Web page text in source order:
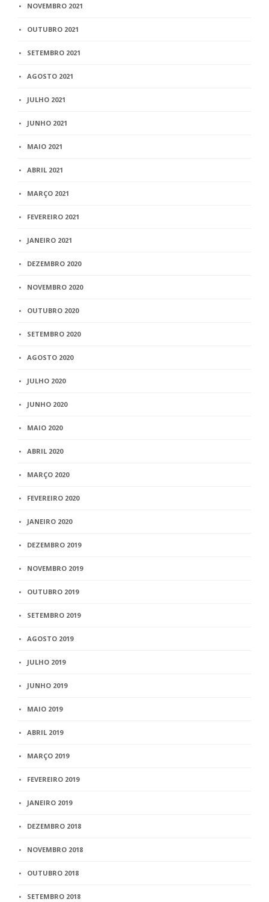
NOVEMBRO 2021
OUTUBRO 2021
SETEMBRO 2021
AGOSTO 2021
JULHO 2021
JUNHO 2021
MAIO 2021
ABRIL 2021
MARÇO 2021
FEVEREIRO 2021
JANEIRO 2021
DEZEMBRO 2020
NOVEMBRO 2020
OUTUBRO 2020
SETEMBRO 2020
AGOSTO 2020
JULHO 2020
JUNHO 2020
MAIO 2020
ABRIL 2020
MARÇO 2020
FEVEREIRO 2020
JANEIRO 2020
DEZEMBRO 2019
NOVEMBRO 2019
OUTUBRO 2019
SETEMBRO 2019
AGOSTO 2019
JULHO 2019
JUNHO 2019
MAIO 2019
ABRIL 2019
MARÇO 2019
FEVEREIRO 2019
JANEIRO 2019
DEZEMBRO 2018
NOVEMBRO 2018
OUTUBRO 2018
SETEMBRO 2018